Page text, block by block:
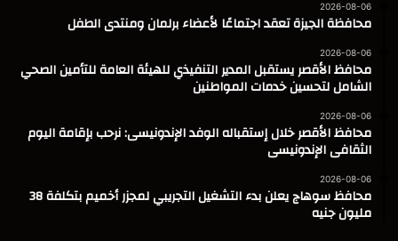
2026-08-06
محافظة الجيزة تعقد اجتماعًا لأعضاء برلمان ومنتدى الطفل
2026-08-06
محافظ الأقصر يستقبل المدير التنفيذي للهيئة العامة للتأمين الصحي
الشامل لتحسين خدمات المواطنين
2026-08-06
محافظ الأقصر خلال إستقباله الوفد الإندونيسى: نرحب بإقامة اليوم
الثقافى الإندونيسى
2026-08-06
محافظ سوهاج يعلن بدء التشغيل التجريبي لمجزر أخميم بتكلفة 38
مليون جنيه